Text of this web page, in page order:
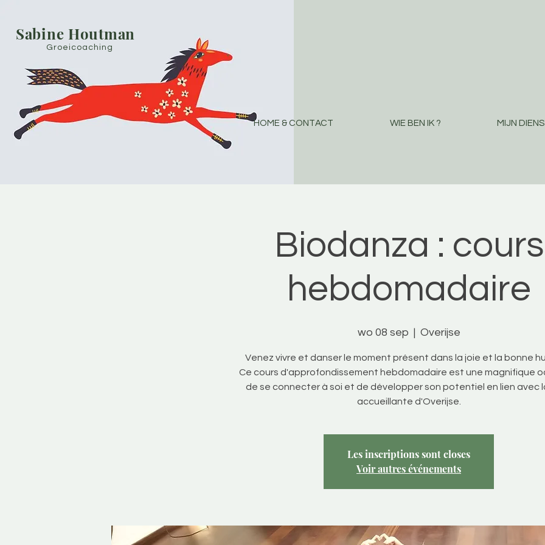
Sabine Houtman
Groeicoaching
HOME & CONTACT WIE BEN IK ? MIJN
Biodanza : cours
hebdomadaire
wo 08 sep
  |
Overijse
Venez vivre et danser le moment présent dans la joie et la bonne
Ce cours d'approfondissement hebdomadaire est une magnifique
de se connecter à soi et de développer son potentiel en lien avec
accueillante d'Overijse.
Les inscriptions sont closes
Voir autres événements